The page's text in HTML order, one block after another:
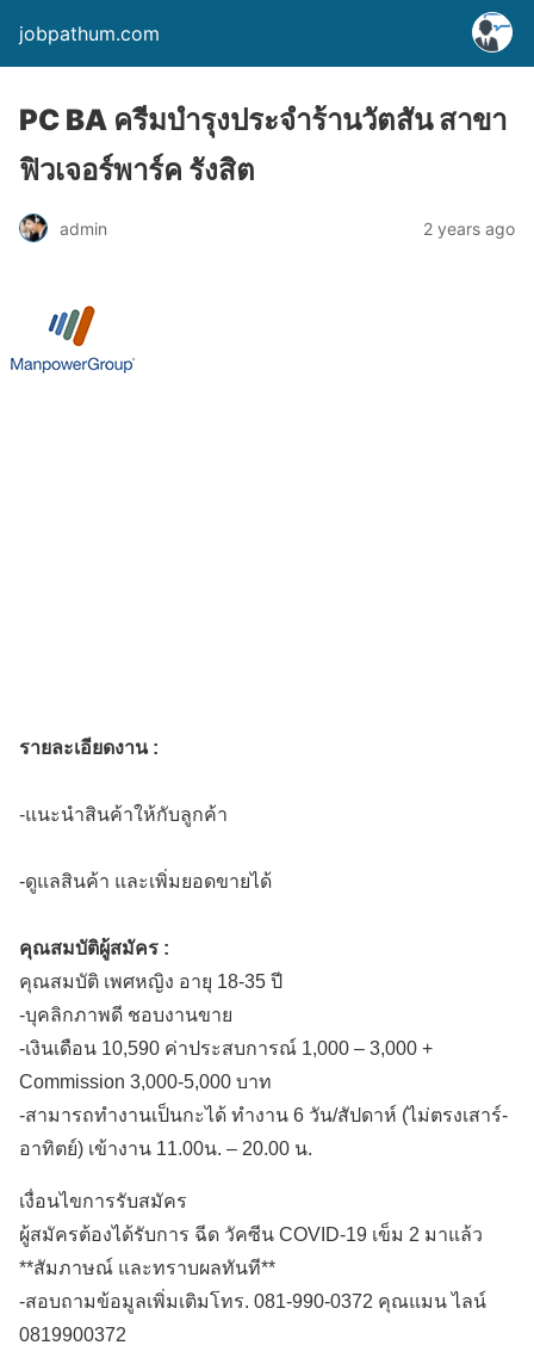
jobpathum.com
PC BA ครีมบำรุงประจำร้านวัตสัน สาขา
ฟิวเจอร์พาร์ค รังสิต
admin 2 years ago
รายละเอียดงาน :
-แนะนำสินค้าให้กับลูกค้า
-ดูแลสินค้า และเพิ่มยอดขายได้
คุณสมบัติผู้สมัคร :
คุณสมบัติ เพศหญิง อายุ 18-35 ปี
-บุคลิกภาพดี ชอบงานขาย
-เงินเดือน 10,590 ค่าประสบการณ์ 1,000 – 3,000 +
Commission 3,000-5,000 บาท
-สามารถทำงานเป็นกะได้ ทำงาน 6 วัน/สัปดาห์ (ไม่ตรงเสาร์-
อาทิตย์) เข้างาน 11.00น. – 20.00 น.
เงื่อนไขการรับสมัคร
ผู้สมัครต้องได้รับการ ฉีด วัคซีน COVID-19 เข็ม 2 มาแล้ว
**สัมภาษณ์ และทราบผลทันที**
-สอบถามข้อมูลเพิ่มเติมโทร. 081-990-0372 คุณแมน ไลน์
0819900372